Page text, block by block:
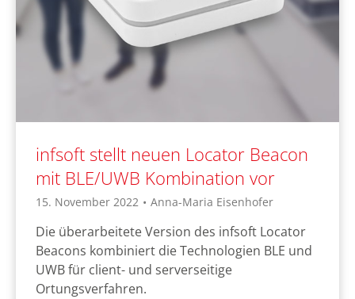
infsoft stellt neuen Locator Beacon
mit BLE/UWB Kombination vor
15. November 2022 • Anna-Maria Eisenhofer
Die überarbeitete Version des infsoft Locator
Beacons kombiniert die Technologien BLE und
UWB für client- und serverseitige
Ortungsverfahren.